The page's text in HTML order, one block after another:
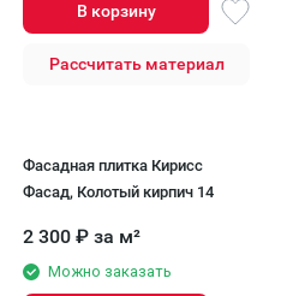
В корзину
Рассчитать материал
Фасадная плитка Кирисс
Фасад, Колотый кирпич 14
2 300 ₽ за м²
Можно заказать